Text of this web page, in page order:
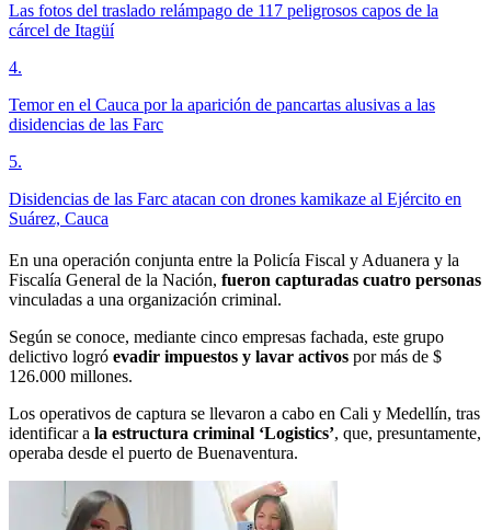
Las fotos del traslado relámpago de 117 peligrosos capos de la
cárcel de Itagüí
4.
Temor en el Cauca por la aparición de pancartas alusivas a las
disidencias de las Farc
5.
Disidencias de las Farc atacan con drones kamikaze al Ejército en
Suárez, Cauca
En una operación conjunta entre la Policía Fiscal y Aduanera y la
Fiscalía General de la Nación, fueron capturadas cuatro personas
vinculadas a una organización criminal.
Según se conoce, mediante cinco empresas fachada, este grupo
delictivo logró evadir impuestos y lavar activos por más de $
126.000 millones.
Los operativos de captura se llevaron a cabo en Cali y Medellín, tras
identificar a la estructura criminal ‘Logistics’, que, presuntamente,
operaba desde el puerto de Buenaventura.